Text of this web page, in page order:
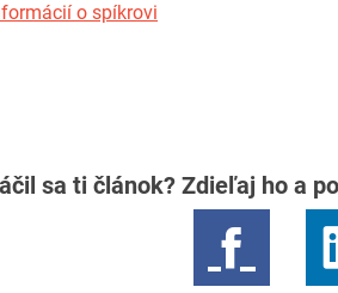
o spíkrovi
sa ti článok? Zdieľaj ho a